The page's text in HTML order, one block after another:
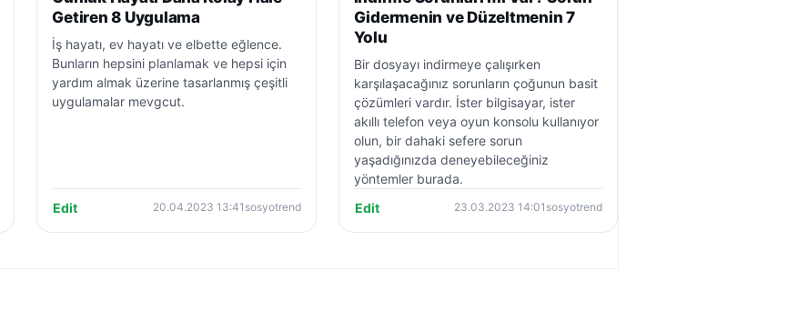
Getiren 8 Uygulama
İş hayatı, ev hayatı ve elbette eğlence.
Bunların hepsini planlamak ve hepsi için
yardım almak üzerine tasarlanmış çeşitli
uygulamalar mevgcut.
Edit 20.04.2023 13:41 sosyotrend
Gidermenin ve Düzeltmenin 7
Yolu
Bir dosyayı indirmeye çalışırken
karşılaşacağınız sorunların çoğunun basit
çözümleri vardır. İster bilgisayar, ister
akıllı telefon veya oyun konsolu kullanıyor
olun, bir dahaki sefere sorun
yaşadığınızda deneyebileceğiniz
yöntemler burada.
Edit
23.03.2023 14:01 sosyotrend